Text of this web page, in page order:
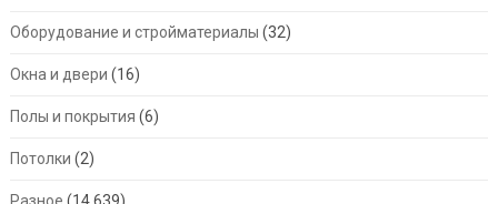
Оборудование и стройматериалы (32)
Окна и двери (16)
Полы и покрытия (6)
Потолки (2)
Разное (14 639)